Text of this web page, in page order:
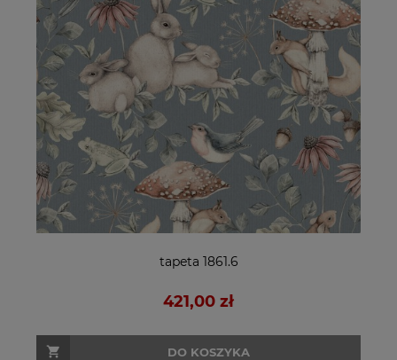
tapeta 1861.6
421,00 zł
DO KOSZYKA